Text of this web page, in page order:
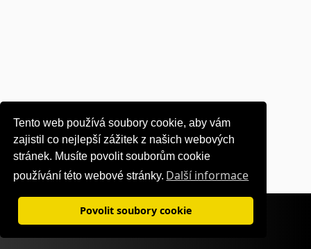
Tento web používá soubory cookie, aby vám
zajistil co nejlepší zážitek z našich webových
stránek. Musíte povolit souborům cookie
používání této webové stránky. Další informace
Povolit soubory cookie
Podmínky použití|Zásady ochrany osobních údajů
©1995-2026 OKI Europe Ltd. Všechna práva vyhrazena.